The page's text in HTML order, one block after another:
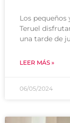
Los pequeños
Teruel
una tarde de
LEER MÁS »
06/05/2024